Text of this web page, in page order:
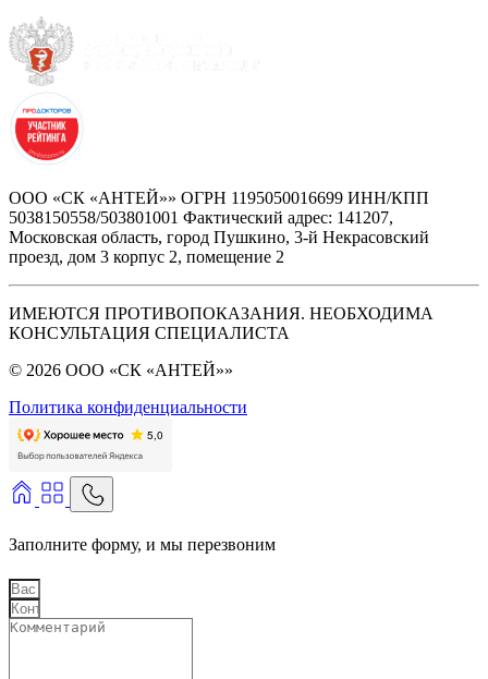
ООО «СК «АНТЕЙ»» ОГРН 1195050016699 ИНН/КПП
5038150558/503801001 Фактический адрес: 141207,
Московская область, город Пушкино, 3-й Некрасовский
проезд, дом 3 корпус 2, помещение 2
ИМЕЮТСЯ ПРОТИВОПОКАЗАНИЯ. НЕОБХОДИМА
КОНСУЛЬТАЦИЯ СПЕЦИАЛИСТА
© 2026 ООО «СК «АНТЕЙ»»
Политика конфиденциальности
Заполните форму, и мы перезвоним